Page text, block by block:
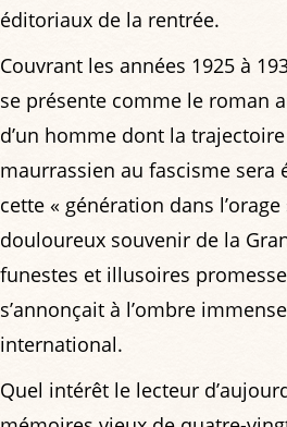
éditoriaux de la rentrée.
Couvrant les années 1925 à
se présente comme le roman
d’un homme dont la
maurrassien au fascisme sera
cette « génération dans
douloureux souvenir de la
funestes et illusoires
s’annonçait à l’ombre
international.
Quel intérêt le lecteur